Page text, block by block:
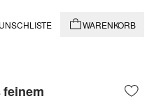
WARENKORB
feinem